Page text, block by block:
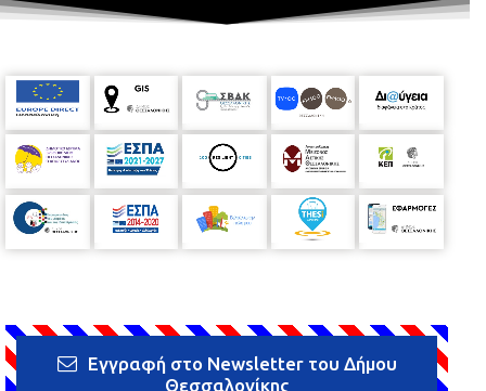
Εγγραφή στο Newsletter του Δήμου
Θεσσαλονίκης